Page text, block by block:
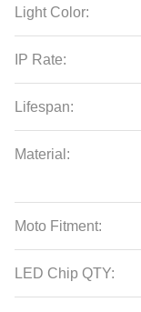
Light Color:
IP Rate:
Lifespan:
Material:
Moto Fitment:
LED Chip QTY: